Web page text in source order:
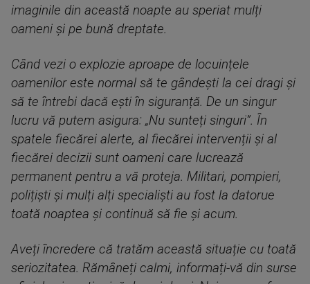
imaginile din această noapte au speriat mulți
oameni și pe bună dreptate.
Când vezi o explozie aproape de locuințele
oamenilor este normal să te gândești la cei dragi și
să te întrebi dacă ești în siguranță. De un singur
lucru vă putem asigura: „Nu sunteți singuri”. În
spatele fiecărei alerte, al fiecărei intervenții și al
fiecărei decizii sunt oameni care lucrează
permanent pentru a vă proteja. Militari, pompieri,
polițiști și mulți alți specialiști au fost la datorue
toată noaptea și continuă să fie și acum.
Aveți încredere că tratăm această situație cu toată
seriozitatea. Rămâneți calmi, informați-vă din surse